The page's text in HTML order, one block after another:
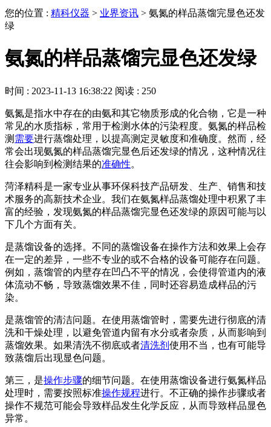
您的位置 : 精科仪器 > 业界资讯 > 氨氮的样品蒸馏完显色还发
绿
氨氮的样品蒸馏完显色还发绿
时间 : 2023-11-13 16:38:22 阅读 : 250
氨氮是指水中存在的由氨和其它物质形成的化合物，它是一种
常见的水质指标，常用于检测水体的污染程度。氨氮的样品检
测 需要进行蒸馏处理，以提高测定灵敏度和准确度。然而，经
常会出现氨氮的样品蒸馏完显色后还发绿的情况，这种情况往
往会影响到检测结果的准确性。
菏泽精科是一家专业从事环保科技产品研发、生产、销售和技
术服务的高新技术企业。我们在氨氮样品蒸馏处理中积累了丰
富的经验，发现氨氮的样品蒸馏完显色还发绿的原因可能与以
下几个方面有关。
是蒸馏设备的选择。不同的蒸馏设备在操作方法和效果上会存
在一定的差异，一些不专业的或不合格的设备可能存在问题。
例如，蒸馏管的内壁存在凹凸不平的情况，会使得管道内的液
体流动不畅，导致蒸馏效果不佳，同时还容易造成样品的污
染。
是蒸馏管的清洁问题。在使用蒸馏管时，需要先进行彻底的清
洗和干燥处理，以避免管道内留有水分或者杂质，从而影响到
蒸馏效果。如果清洗不彻底或者清洗剂 使用不当，也有可能导
致蒸馏后出现显色问题。
第三，是操作步骤的细节问题。在使用蒸馏设备进行氨氮样品
处理时，需要按照标准操作规程进行。不正确的操作步骤或者
操作不规范可能会导致样品发生化学反应，从而导致样品显色
异常。